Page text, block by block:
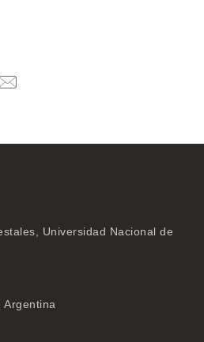
Universidad Nacional de
Argentina